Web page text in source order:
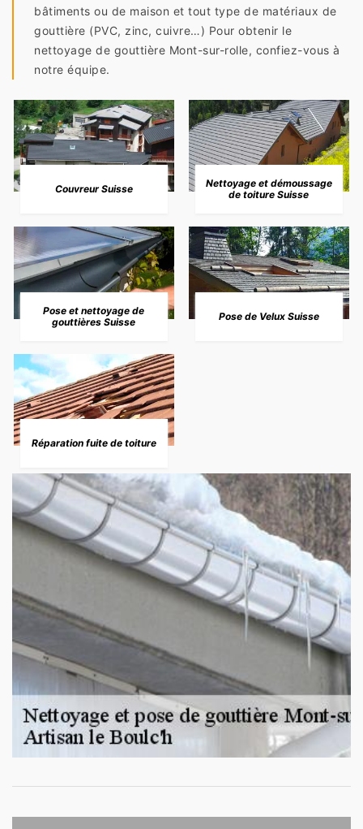
bâtiments ou de maison et tout type de matériaux de
gouttière (PVC, zinc, cuivre…) Pour obtenir le
nettoyage de gouttière Mont-sur-rolle, confiez-vous à
notre équipe.
Couvreur Suisse
Nettoyage et démoussage
de toiture Suisse
Pose et nettoyage de
gouttières Suisse
Pose de Velux Suisse
Réparation fuite de toiture